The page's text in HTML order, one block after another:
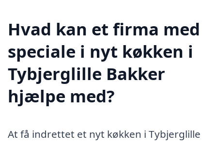
Hvad kan et firma med
speciale i nyt køkken i
Tybjerglille Bakker
hjælpe med?
At få indrettet et nyt køkken i Tybjerglille